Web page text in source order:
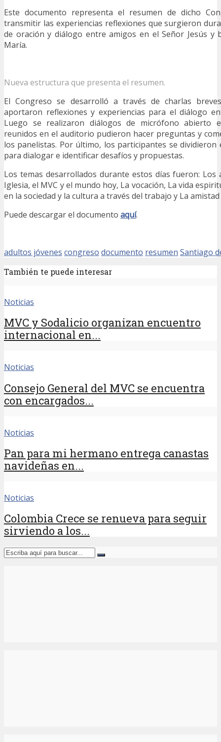
Este documento representa el resumen de dicho
transmitir las experiencias reflexiones que surgieron
de oración y diálogo entre amigos en el Señor Jesús y
María.
Nueva estructura que presenta el resumen.
El Congreso se desarrolló a través de charlas
aportaron reflexiones y experiencias para el diálogo
Luego se realizaron diálogos de micrófono abierto
reunidos en el auditorio pudieron hacer preguntas y
los panelistas. Por último, los participantes se
para dialogar e identificar desafíos y propuestas.
Los temas desarrollados durante estos días fueron: Los
Iglesia, el MVC y el mundo hoy, La vocación, La vida
en la sociedad y la cultura a través del trabajo y La
Puede descargar el documento aquí.
adultos jóvenes congreso documento resumen Santiago
También te puede interesar
Noticias
MVC y Sodalicio organizan encuentro
internacional en...
Noticias
Consejo General del MVC se encuentra
con encargados...
Noticias
Pan para mi hermano entrega canastas
navideñas en...
Noticias
Colombia Crece se renueva para seguir
sirviendo a los...